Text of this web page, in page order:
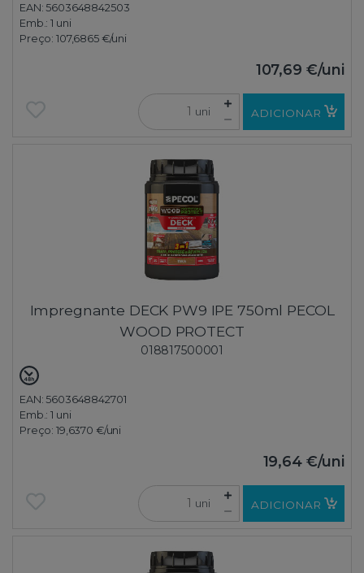
EAN: 5603648842503
Emb.:1 uni
Preço: 107,6865 €/uni
107,69 €/uni
uni ADICIONAR
Impregnante DECK PW9 IPE 750ml PECOL
WOOD PROTECT
018817500001
EAN: 5603648842701
Emb.:1 uni
Preço: 19,6370 €/uni
19,64 €/uni
uni ADICIONAR